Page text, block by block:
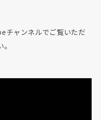
チャンネルでご覧いただ